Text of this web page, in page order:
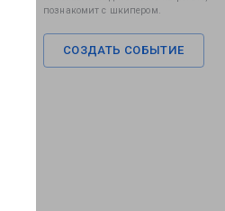
познакомит с шкипером.
СОЗДАТЬ СОБЫТИЕ